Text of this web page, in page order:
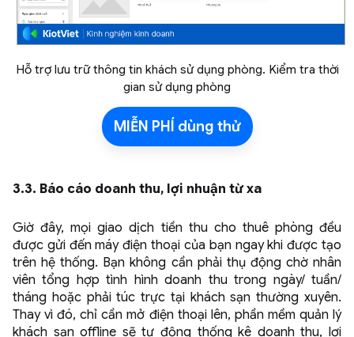
Hỗ trợ lưu trữ thông tin khách sử dụng phòng. Kiểm tra thời
gian sử dụng phòng
MIỄN PHÍ dùng thử
3.3. Báo cáo doanh thu, lợi nhuận từ xa
Giờ đây, mọi giao dịch tiền thu cho thuê phòng đều
được gửi đến máy điện thoại của bạn ngay khi được tạo
trên hệ thống. Bạn không cần phải thụ động chờ nhân
viên tổng hợp tình hình doanh thu trong ngày/ tuần/
tháng hoặc phải túc trực tại khách sạn thường xuyên.
Thay vì đó, chỉ cần mở điện thoại lên, phần mềm quản lý
khách sạn offline sẽ tự động thống kê doanh thu, lợi